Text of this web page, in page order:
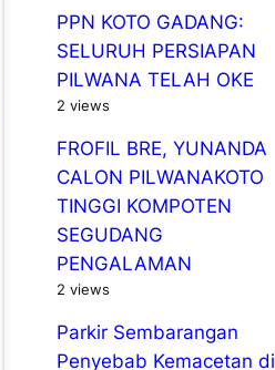
PPN KOTO GADANG:
SELURUH PERSIAPAN
PILWANA TELAH OKE
2 views
FROFIL BRE, YUNANDA
CALON PILWANAKOTO
TINGGI KOMPOTEN
SEGUDANG
PENGALAMAN
2 views
Parkir Sembarangan
Penyebab Kemacetan di